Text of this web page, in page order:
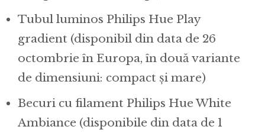
Tubul luminos Philips Hue Play
gradient (disponibil din data de 26
octombrie în Europa, în două variante
de dimensiuni: compact și mare)
Becuri cu filament Philips Hue White
Ambiance (disponibile din data de 1